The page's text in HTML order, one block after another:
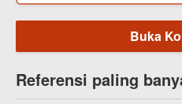
Buka
Referensi paling